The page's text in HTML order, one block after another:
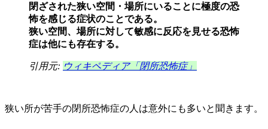
閉ざされた狭い空間・場所にいることに極度の恐
怖を感じる症状のことである。
狭い空間、場所に対して敏感に反応を見せる恐怖
症は他にも存在する。
引用元: ウィキペディア「閉所恐怖症」
狭い所が苦手の閉所恐怖症の人は意外にも多いと聞きます。